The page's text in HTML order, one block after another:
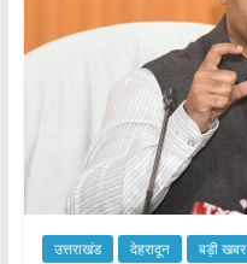
उत्तराखंड देहरादून बड़ी खबर